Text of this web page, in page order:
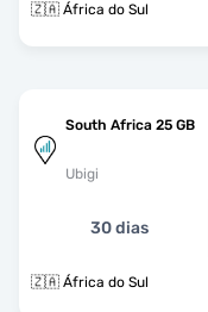
🇿🇦 África do Sul
South Africa 25 GB
Ubigi
30 dias
🇿🇦 África do Sul